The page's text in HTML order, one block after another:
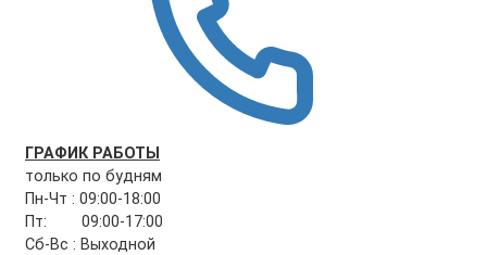
ГРАФИК РАБОТЫ
только по будням
Пн-Чт : 09:00-18:00
Пт: 09:00-17:00
Сб-Вс : Выходной